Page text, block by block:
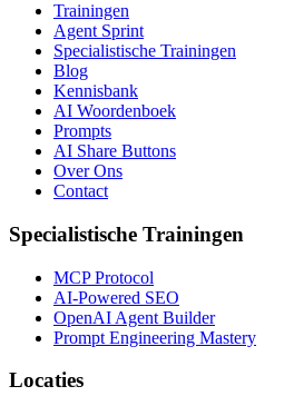
Trainingen
Agent Sprint
Specialistische Trainingen
Blog
Kennisbank
AI Woordenboek
Prompts
AI Share Buttons
Over Ons
Contact
Specialistische Trainingen
MCP Protocol
AI-Powered SEO
OpenAI Agent Builder
Prompt Engineering Mastery
Locaties